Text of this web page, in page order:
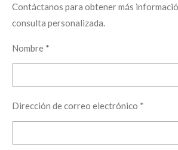
Contáctanos para obtener más
consulta personalizada.
Nombre *
Dirección de correo electrónico *